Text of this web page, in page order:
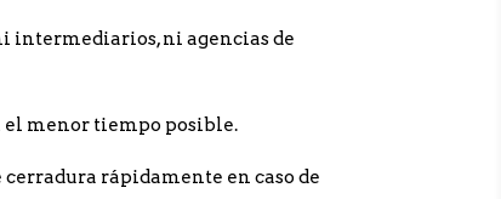
intermediarios, ni agencias de
el menor tiempo posible.
rápidamente en caso de